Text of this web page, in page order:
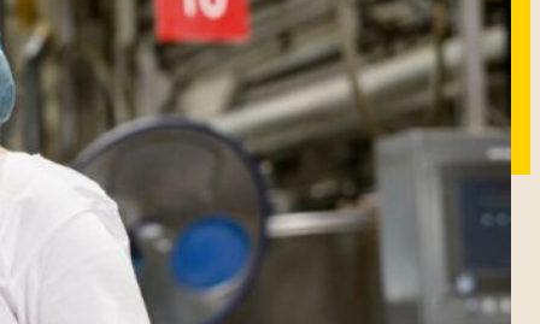
CODE OF CONDUCT
KUCHENMEISTER CAMPUS